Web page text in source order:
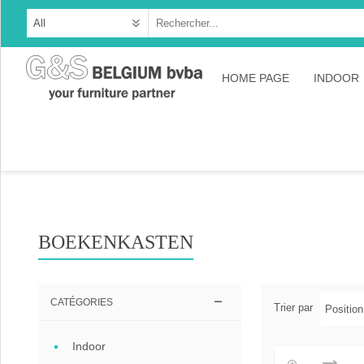
HOME PAGE INDOOR
BOEKENKASTEN
Trier par
CATÉGORIES
Indoor